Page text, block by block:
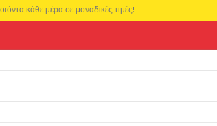
κάθε μέρα σε μοναδικές τιμές!